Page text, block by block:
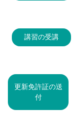
講習の受講
更新免許証の送
付